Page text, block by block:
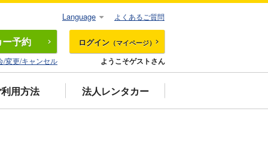
予約
/変更/キャンセル
ログイン （マイページ）
ようこそゲストさん
用方法 法人レンタカー
よくあるご質問
Language